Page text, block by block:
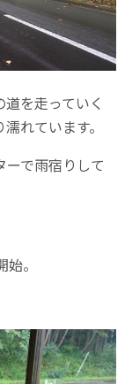
を走っていく
れています。
ーで雨宿りして
。